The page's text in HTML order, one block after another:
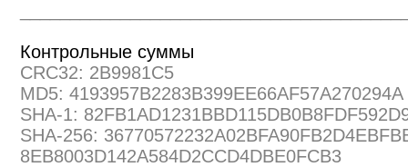
Контрольные суммы
CRC32: 2B9981C5
MD5: 4193957B2283B399EE66AF57A270294A
SHA-1:
SHA-256:
8EB8003D142A584D2CCD4DBE0FCB3